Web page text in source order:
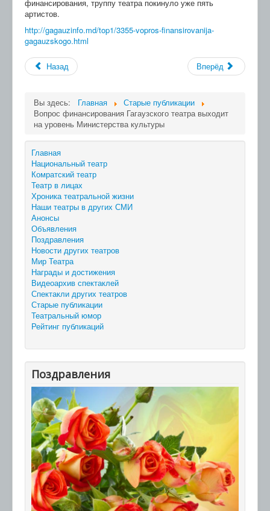
финансирования, труппу театра покинуло уже пять
артистов.
http://gagauzinfo.md/top1/3355-vopros-finansirovanija-
gagauzskogo.html
Назад Вперёд
Вы здесь: Главная
Старые публикации
Вопрос финансирования Гагаузского театра выходит
на уровень Министерства культуры
Главная
Национальный театр
Комратский театр
Театр в лицах
Хроника театральной жизни
Наши театры в других СМИ
Анонсы
Объявления
Поздравления
Новости других театров
Мир Театра
Награды и достижения
Видеоархив спектаклей
Спектакли других театров
Старые публикации
Театральный юмор
Рейтинг публикаций
Поздравления